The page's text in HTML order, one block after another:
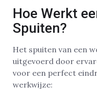
Hoe Werkt
Spuiten?
Het spuiten van een
uitgevoerd door
voor een perfect
werkwijze: